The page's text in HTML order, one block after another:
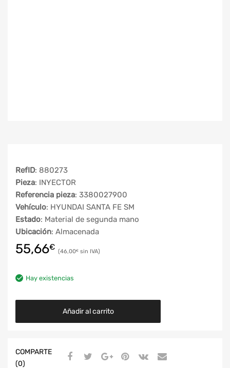
RefID: 880273
Pieza: INYECTOR
Referencia pieza: 3380027900
Vehículo: HYUNDAI SANTA FE SM
Estado: Material de segunda mano
Ubicación: Almacenada
55,66€ 46,00€
Hay existencias
Añadir al carrito
COMPARTE
(0)